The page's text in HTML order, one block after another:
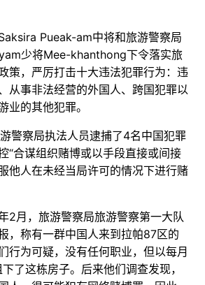
Pueak-am中将和旅游警察局
少将Mee-khanthong下令落实旅
策，严厉打击十大违法犯罪行为：违
从事非法经营的外国人、跨国犯罪以
业的其他犯罪。
警察局执法人员逮捕了4名中国犯罪
“合谋组织赌博或以手段直接或间接
他人在未经当局许可的情况下进行赌
2月，旅游警察局旅游警察第一大队
，称有一群中国人来到拉帕87区的
行为可疑，没有任何职业，但以每月
了这栋房子。后来他们调查发现，